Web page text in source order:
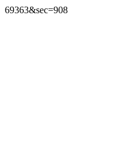
69363&sec=908